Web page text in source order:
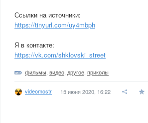
Ссылки на источники:
https://tinyurl.com/uy4mbph
Я в контакте:
https://vk.com/shklovski_street
фильмы видео другое приколы
videomostr 15 июня 2020, 16:22